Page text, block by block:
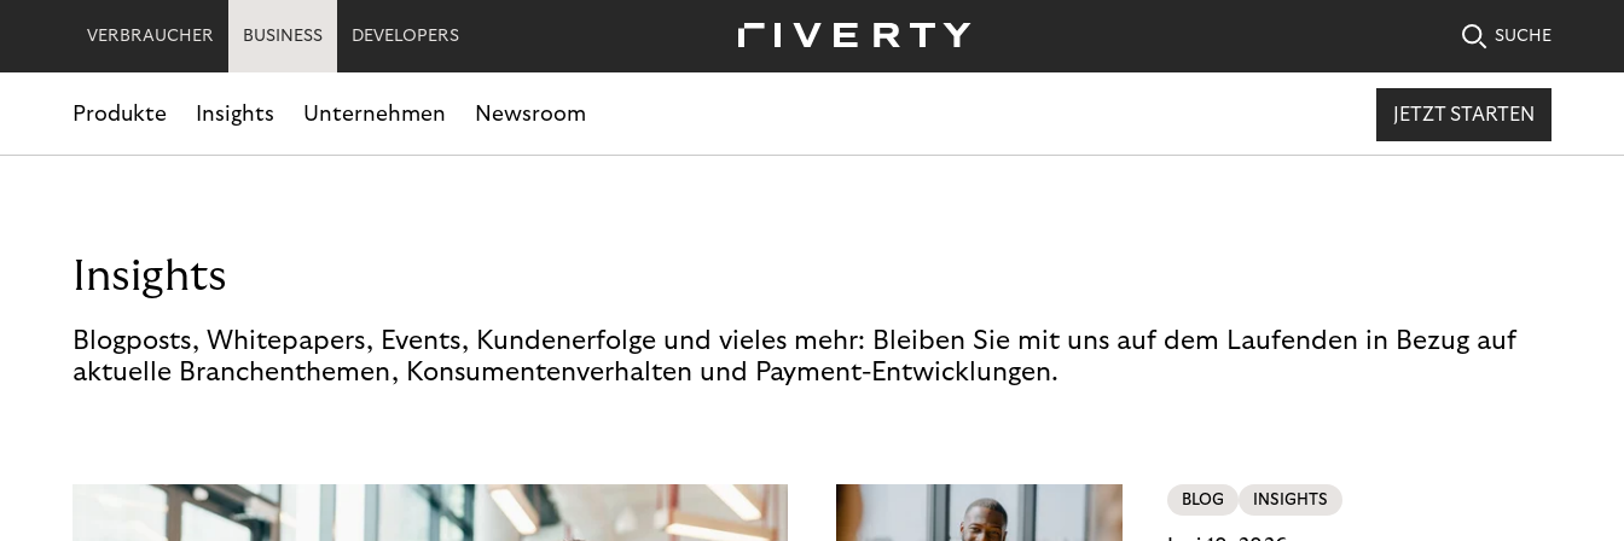
VERBRAUCHER BUSINESS DEVELOPERS SUCHE
Produkte Insights Unternehmen Newsroom JETZT STARTEN
Insights
Blogposts, Whitepapers, Events, Kundenerfolge und vieles mehr: Bleiben Sie mit uns auf dem Laufenden in Bezug auf
aktuelle Branchenthemen, Konsumentenverhalten und Payment-Entwicklungen.
BLOG INSIGHTS